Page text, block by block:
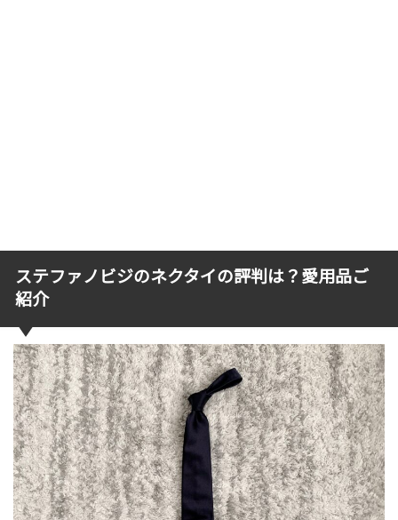
ステファノビジのネクタイの評判は？愛用品ご
紹介